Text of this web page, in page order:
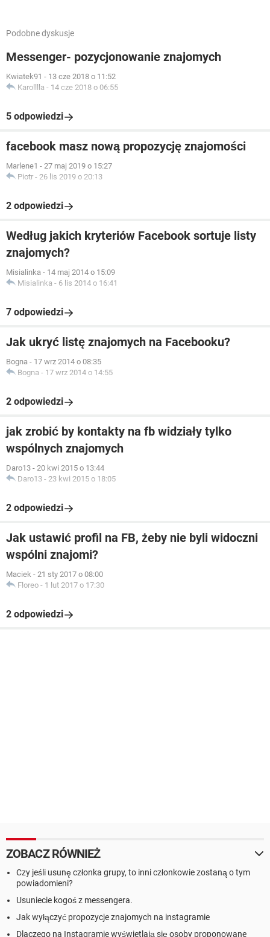
Podobne dyskusje
Messenger- pozycjonowanie znajomych
Kwiatek91 - 13 cze 2018 o 11:52
Karolllla - 14 cze 2018 o 06:55
5 odpowiedzi
facebook masz nową propozycję znajomości
Marlene1 - 27 maj 2019 o 15:27
Piotr - 26 lis 2019 o 20:13
2 odpowiedzi
Według jakich kryteriów Facebook sortuje listy
znajomych?
Misialinka - 14 maj 2014 o 15:09
Misialinka - 6 lis 2014 o 16:41
7 odpowiedzi
Jak ukryć listę znajomych na Facebooku?
Bogna - 17 wrz 2014 o 08:35
Bogna - 17 wrz 2014 o 14:55
2 odpowiedzi
jak zrobić by kontakty na fb widziały tylko
wspólnych znajomych
Daro13 - 20 kwi 2015 o 13:44
Daro13 - 23 kwi 2015 o 18:05
2 odpowiedzi
Jak ustawić profil na FB, żeby nie byli widoczni
wspólni znajomi?
Maciek - 21 sty 2017 o 08:00
Floreo - 1 lut 2017 o 17:30
2 odpowiedzi
ZOBACZ RÓWNIEŻ
Czy jeśli usunę członka grupy, to inni członkowie zostaną o tym
powiadomieni?
Usuniecie kogoś z messengera.
Jak wyłączyć propozycje znajomych na instagramie
Dlaczego na Instagramie wyświetlają się osoby proponowane